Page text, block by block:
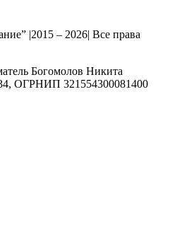
|2015 – 2026| Все права
Богомолов Никита
ОГРНИП 321554300081400